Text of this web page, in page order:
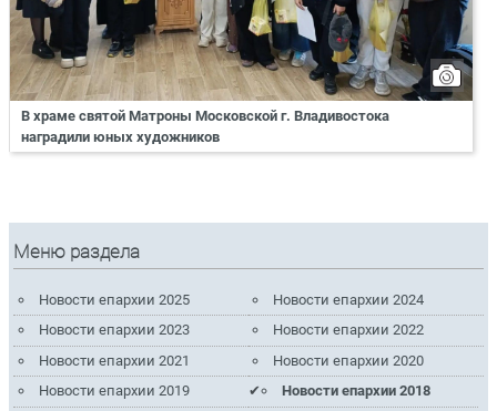
В храме святой Матроны Московской г. Владивостока
наградили юных художников
Меню раздела
Новости епархии 2025
Новости епархии 2024
Новости епархии 2023
Новости епархии 2022
Новости епархии 2021
Новости епархии 2020
Новости епархии 2019
Новости епархии 2018